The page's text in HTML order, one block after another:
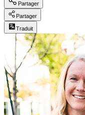
Partager
Partager
Traduit